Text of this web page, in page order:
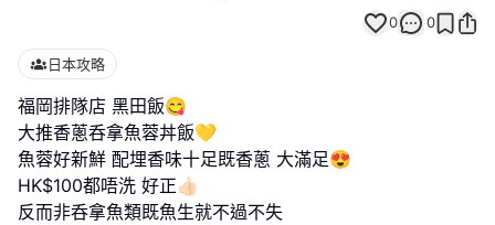
0 0
日本攻略
福岡排隊店 黑田飯😋
大推香蔥呑拿魚蓉丼飯💛
魚蓉好新鮮 配埋香味十足既香蔥 大滿足😍
HK$100都唔洗 好正👍🏻
反而非呑拿魚類既魚生就不過不失